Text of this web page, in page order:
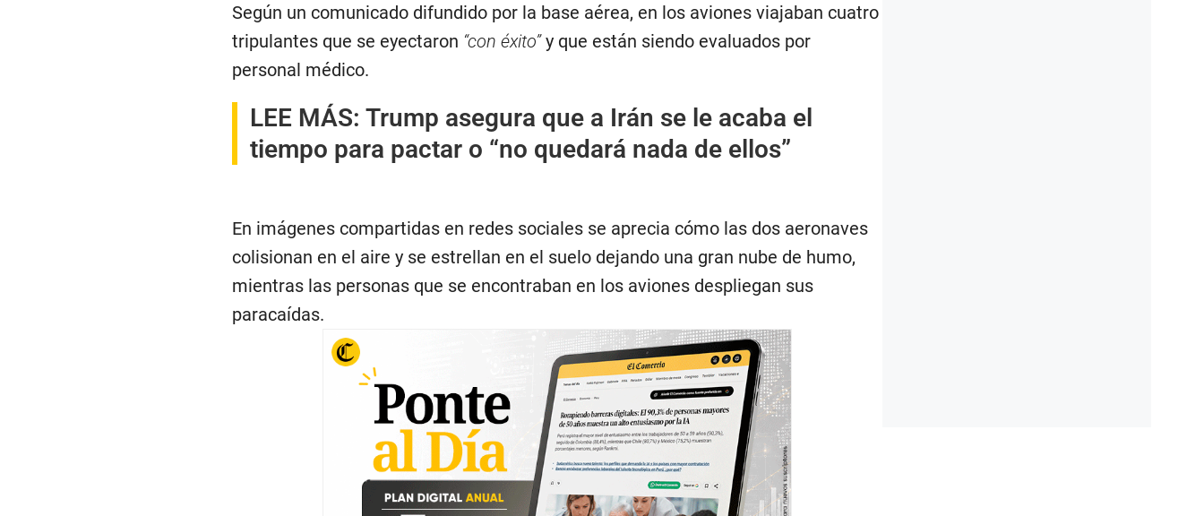
Según un comunicado difundido por la base aérea, en los aviones viajaban cuatro
tripulantes que se eyectaron “con éxito”y que están siendo evaluados por
personal médico.
LEE MÁS: Trump asegura que a Irán se le acaba el
tiempo para pactar o “no quedará nada de ellos”
En imágenes compartidas en redes sociales se aprecia cómo las dos aeronaves
colisionan en el aire y se estrellan en el suelo dejando una gran nube de humo,
mientras las personas que se encontraban en los aviones despliegan sus
paracaídas.